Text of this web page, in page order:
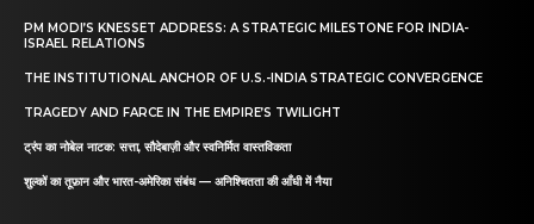
PM MODI’S KNESSET ADDRESS: A STRATEGIC MILESTONE FOR INDIA-
ISRAEL RELATIONS
THE INSTITUTIONAL ANCHOR OF U.S.-INDIA STRATEGIC CONVERGENCE
TRAGEDY AND FARCE IN THE EMPIRE’S TWILIGHT
ट्रंप का नोबेल नाटक: सत्ता, सौदेबाज़ी और स्वनिर्मित वास्तविकता
शुल्कों का तूफ़ान और भारत-अमेरिका संबंध — अनिश्चितता की आँधी में नैया